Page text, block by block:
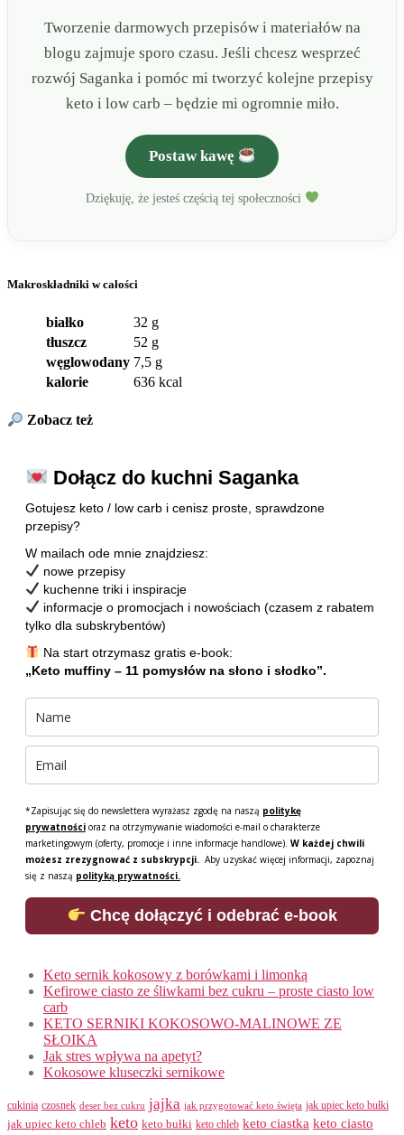
Tworzenie darmowych przepisów i materiałów na
blogu zajmuje sporo czasu. Jeśli chcesz wesprzeć
rozwój Saganka i pomóc mi tworzyć kolejne przepisy
keto i low carb – będzie mi ogromnie miło.
Postaw kawę
Dziękuję, że jesteś częścią tej społeczności
Makroskładniki w całości
białko
32 g
tłuszcz
52 g
węglowodany 7,5 g
kalorie
636 kcal
Zobacz też
Dołącz do kuchni Saganka
Gotujesz keto / low carb i cenisz proste, sprawdzone
przepisy?
W mailach ode mnie znajdziesz:
nowe przepisy
kuchenne triki i inspiracje
informacje o promocjach i nowościach (czasem z rabatem
tylko dla subskrybentów)
Na start otrzymasz gratis e-book:
„Keto muffiny – 11 pomysłów na słono i słodko”.
*Zapisując się do newslettera wyrażasz zgodę na naszą politykę
prywatności oraz na otrzymywanie wiadomości e-mail o charakterze
marketingowym (oferty, promocje i inne informacje handlowe). W każdej chwili
możesz zrezygnować z subskrypcji. Aby uzyskać więcej informacji, zapoznaj
się z naszą polityką prywatności.
Chcę dołączyć i odebrać e-book
Keto sernik kokosowy z borówkami i limonką
Kefirowe ciasto ze śliwkami bez cukru – proste ciasto low
carb
KETO SERNIKI KOKOSOWO-MALINOWE ZE
SŁOIKA
Jak stres wpływa na apetyt?
Kokosowe kluseczki sernikowe
cukinia czosnek deser bez cukru jajka jak przygotować keto święta jak upiec keto bułki
jak upiec keto chleb keto keto bułki keto chleb keto ciastka keto ciasto